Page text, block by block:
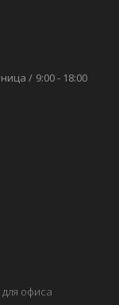
/ 9:00 - 18:00
офиса